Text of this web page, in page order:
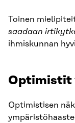
Toinen
saadaan
ihmiskunnan
Optimistit
Optimistisen